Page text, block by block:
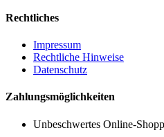
Rechtliches
Impressum
Rechtliche Hinweise
Datenschutz
Zahlungsmöglichkeiten
Unbeschwertes Online-